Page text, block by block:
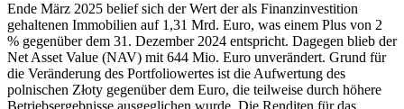
Ende März 2025 belief sich der Wert der als Finanzinvestition
gehaltenen Immobilien auf 1,31 Mrd. Euro, was einem Plus von 2
% gegenüber dem 31. Dezember 2024 entspricht. Dagegen blieb der
Net Asset Value (NAV) mit 644 Mio. Euro unverändert. Grund für
die Veränderung des Portfoliowertes ist die Aufwertung des
polnischen Złoty gegenüber dem Euro, die teilweise durch höhere